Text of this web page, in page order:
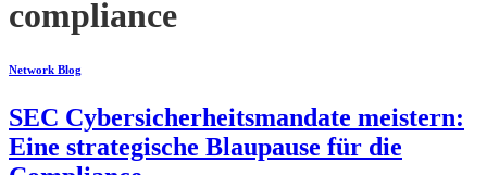
compliance
Network Blog
SEC Cybersicherheitsmandate meistern:
Eine strategische Blaupause für die